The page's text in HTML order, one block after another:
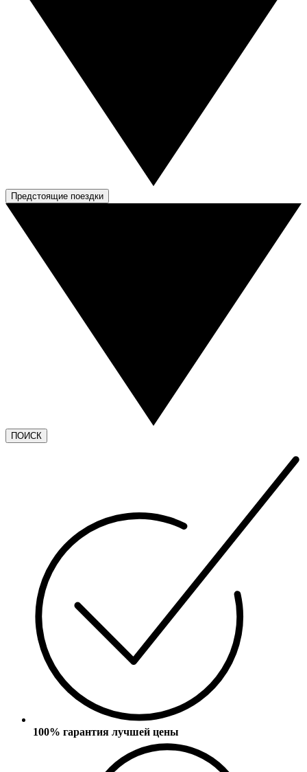
Предстоящие поездки
ПОИСК
100% гарантия лучшей цены